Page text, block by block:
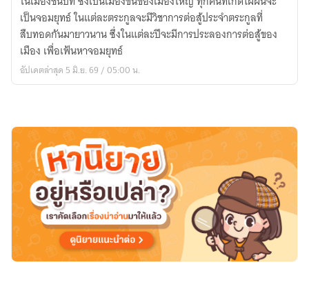
เป็น
จอม
ยุทธ์
เป็นจอมยุทธ์ ในแต่ละตระกูลจะมีวิชาการต่อสู้ประจำตระกูลที่
สืบทอดกันมายาวนาน ซึ่งในแต่ละปีจะมีการประลองการต่อสู้ของ
เมือง เพื่อเฟ้นหาจอมยุทธ์
อัปเดตล่าสุด 5 มิ.ย. 69 / 05:00 น.